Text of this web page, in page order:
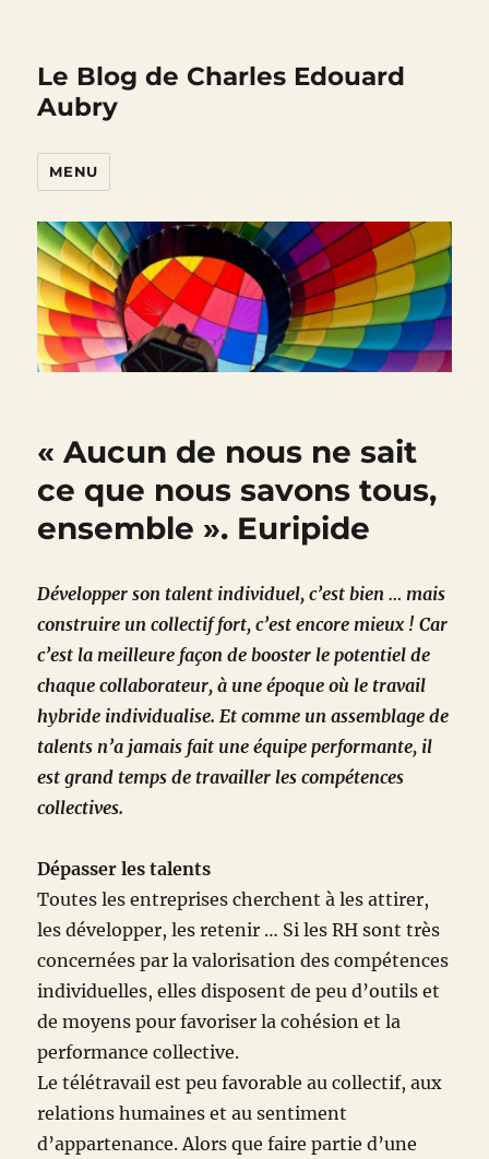
Le Blog de Charles Edouard
Aubry
MENU
« Aucun de nous ne sait
ce que nous savons tous,
ensemble ». Euripide
Développer son talent individuel, c’est bien … mais
construire un collectif fort, c’est encore mieux ! Car
c’est la meilleure façon de booster le potentiel de
chaque collaborateur, à une époque où le travail
hybride individualise. Et comme un assemblage de
talents n’a jamais fait une équipe performante, il
est grand temps de travailler les compétences
collectives.
Dépasser les talents
Toutes les entreprises cherchent à les attirer,
les développer, les retenir … Si les RH sont très
concernées par la valorisation des compétences
individuelles, elles disposent de peu d’outils et
de moyens pour favoriser la cohésion et la
performance collective.
Le télétravail est peu favorable au collectif, aux
relations humaines et au sentiment
d’appartenance. Alors que faire partie d’une